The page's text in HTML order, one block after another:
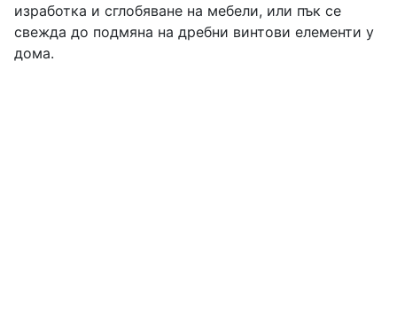
изработка и сглобяване на мебели, или пък се
свежда до подмяна на дребни винтови елементи у
дома.